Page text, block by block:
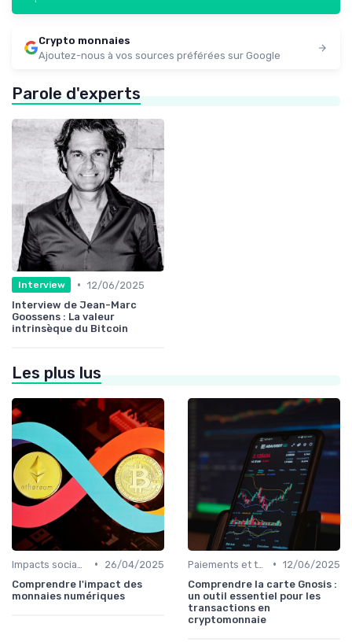
Crypto monnaies
Ajoutez-nous à vos sources préférées sur Google
Parole d'experts
Interview • 12/06/2025
Interview de Jean-Marc
Goossens : La valeur
intrinsèque du Bitcoin
Les plus lus
•
26/04/2025
Comprendre l'impact des
monnaies numériques
• 12/06/2025
Comprendre la carte Gnosis :
un outil essentiel pour les
transactions en
cryptomonnaie